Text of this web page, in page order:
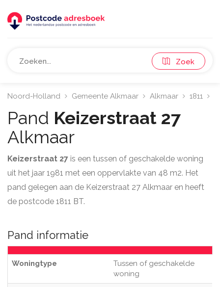
Zoek
Noord-Holland Gemeente Alkmaar Alkmaar 1811
Pand Keizerstraat 27
Alkmaar
Keizerstraat 27 is een tussen of geschakelde woning
uit het jaar 1981 met een oppervlakte van 48 m2. Het
pand gelegen aan de Keizerstraat 27 Alkmaar en heeft
de postcode 1811 BT.
Pand informatie
Woningtype
Tussen of geschakelde
woning